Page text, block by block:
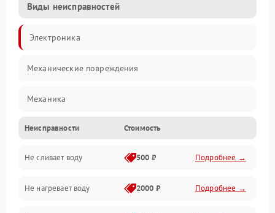
Виды неисправностей
Электроника
Механические повреждения
Механика
Управление
Электропитание
Датчики
Неисправности Стоимость
Не сливает воду 500 ₽ Подробнее →
Не нагревает воду 2000 ₽ Подробнее →